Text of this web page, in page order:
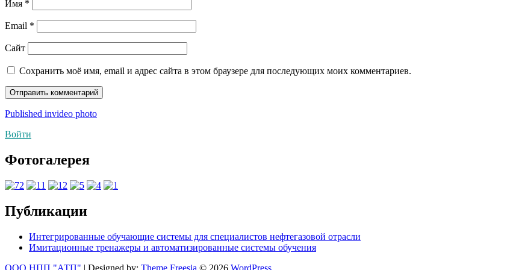
Имя *
Email *
Сайт
Сохранить моё имя, email и адрес сайта в этом браузере для последующих моих комментариев.
Навигация
по
Published invideo photo
Войти
Фотогалерея
Публикации
Интегрированные обучающие системы для специалистов нефтегазовой отрасли
Имитационные тренажеры и автоматизированные системы обучения
ООО НПП "АТП" | Designed by: Theme Freesia © 2026 WordPress